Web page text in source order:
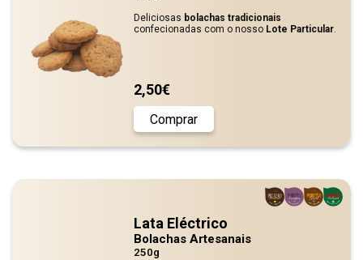
Deliciosas bolachas tradicionais
confecionadas com o nosso Lote Particular.
2,50€
Comprar
Lata Eléctrico
Bolachas Artesanais
250g